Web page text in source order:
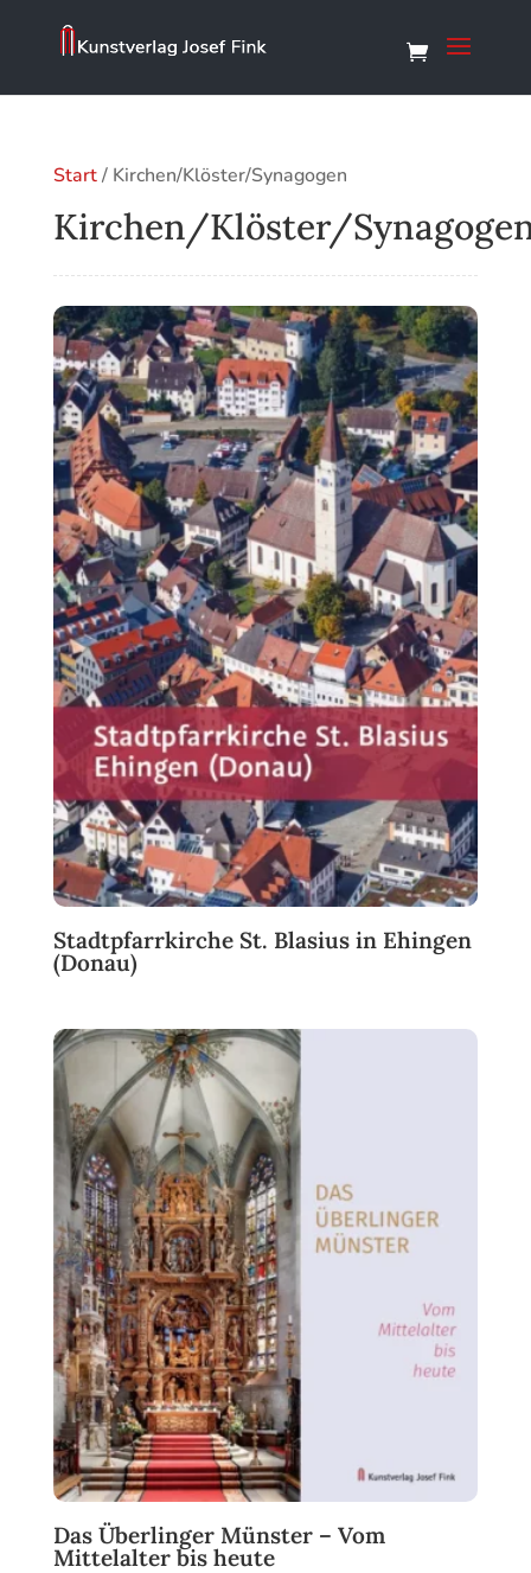
Start/ Kirchen/Klöster/Synagogen
Kirchen/Klöster/
Stadtpfarrkirche St. Blasius in Ehingen
(Donau)
Das Überlinger Münster – Vom
Mittelalter bis heute